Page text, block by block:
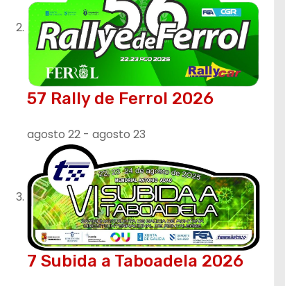
57 Rally de Ferrol 2026
agosto 22 - agosto 23
7 Subida a Taboadela 2026